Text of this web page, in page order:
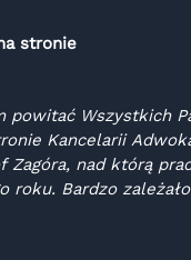
stronie
powitać Wszystkich
Kancelarii
Zagóra, nad którą
roku. Bardzo